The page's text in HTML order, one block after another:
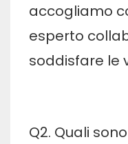
accogliamo
esperto
soddisfare le
Q2. Quali